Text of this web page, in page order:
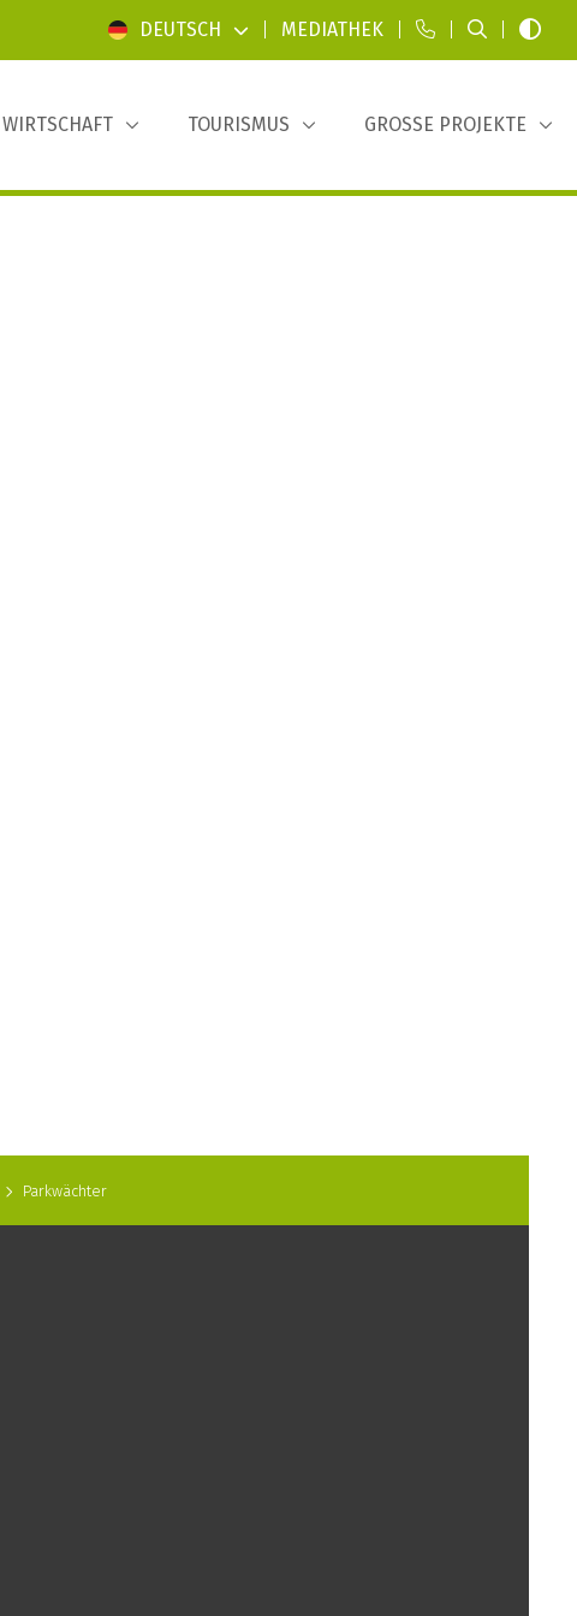
DEUTSCH MEDIATHEK
WIRTSCHAFT TOURISMUS GROSSE PROJEKTE
Parkwächter